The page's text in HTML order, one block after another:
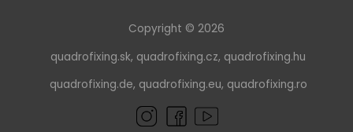
Copyright © 2026
quadrofixing.sk, quadrofixing.cz, quadrofixing.hu
quadrofixing.de, quadrofixing.eu, quadrofixing.ro